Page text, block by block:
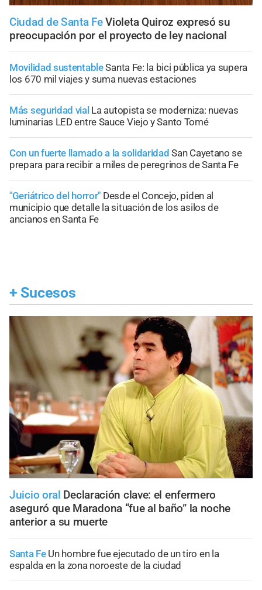
Ciudad de Santa Fe Violeta Quiroz expresó su
preocupación por el proyecto de ley nacional
Movilidad sustentableSanta Fe: la bici pública ya supera
los 670 mil viajes y suma nuevas estaciones
Más seguridad vial La autopista se moderniza: nuevas
luminarias LED entre Sauce Viejo y Santo Tomé
Con un fuerte llamado a la solidaridad San Cayetano se
prepara para recibir a miles de peregrinos de Santa Fe
"Geriátrico del horror" Desde el Concejo, piden al
municipio que detalle la situación de los asilos de
ancianos en Santa Fe
+ Sucesos
Juicio oral Declaración clave: el enfermero
aseguró que Maradona “fue al baño” la noche
anterior a su muerte
Santa Fe Un hombre fue ejecutado de un tiro en la
espalda en la zona noroeste de la ciudad